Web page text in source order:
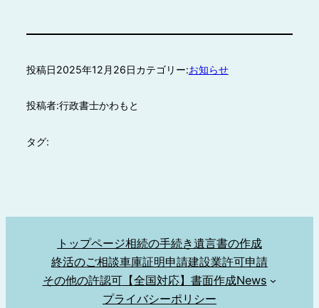
投稿日2025年12月26日カテゴリー:お知らせ
投稿者:行政書士かわもと
タグ:
トップページ相続の手続き遺言書の作成
終活のご相談車庫証明申請建設業許可申請
その他の許認可【全国対応】書面作成News
プライバシーポリシー